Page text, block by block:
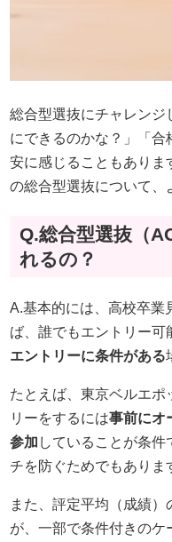
総合型選抜にチャレンジ
にできるのかな？」「合
安に感じることもありま
の総合型選抜について、
Q.総合型選抜（
れるの？
A.基本的には、高校卒業
ば、誰でもエントリー可
エントリーに条件がある
たとえば、東京ベルエポ
リーをするには事前にオ
参加 していることが条
チを防ぐためでもありま
また、評定平均（成績
が、一部で条件付きのケ